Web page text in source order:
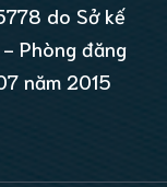
do Sở kế
Phòng đăng
năm 2015